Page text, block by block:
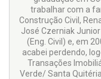
trabalhar com a
Construção Civil,
José Czerniak
(Eng. Civil) e, em
acabei perdendo,
Transações
Verde/ Santa